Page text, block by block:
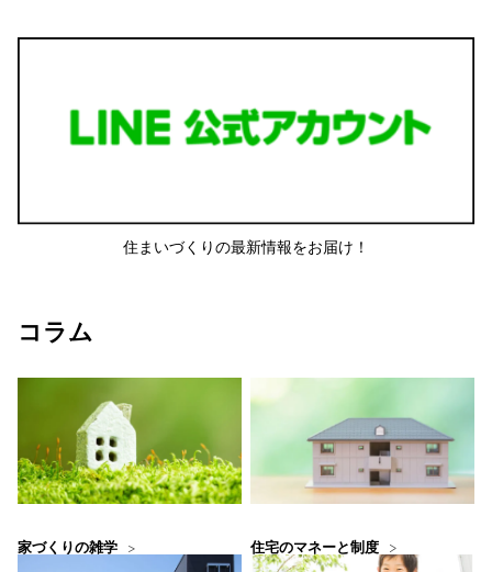
住まいづくりの最新情報をお届け！
コラム
家づくりの雑学 住宅のマネーと制度